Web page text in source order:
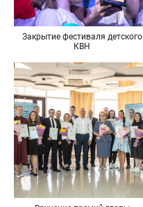
Закрытие фестиваля детского
КВН